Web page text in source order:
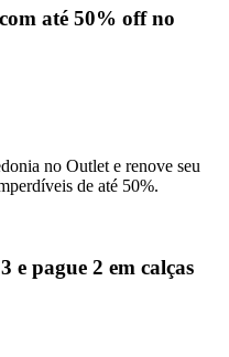
até 50% off no
no Outlet e renove seu
de até 50%.
e pague 2 em calças